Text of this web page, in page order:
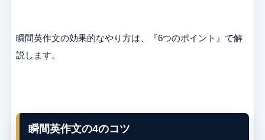
瞬間英作文の効果的なやり方は、『6つのポイント』で解
説します。
瞬間英作文の4のコツ